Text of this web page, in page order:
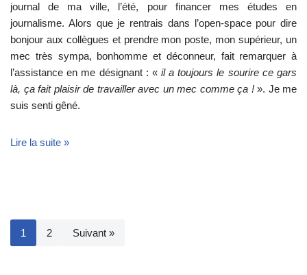
journal de ma ville, l’été, pour financer mes études en
journalisme. Alors que je rentrais dans l’open-space pour dire
bonjour aux collègues et prendre mon poste, mon supérieur, un
mec très sympa, bonhomme et déconneur, fait remarquer à
l’assistance en me désignant : « il a toujours le sourire ce gars
là, ça fait plaisir de travailler avec un mec comme ça !». Je me
suis senti gêné.
Lire la suite »
1 2 Suivant »